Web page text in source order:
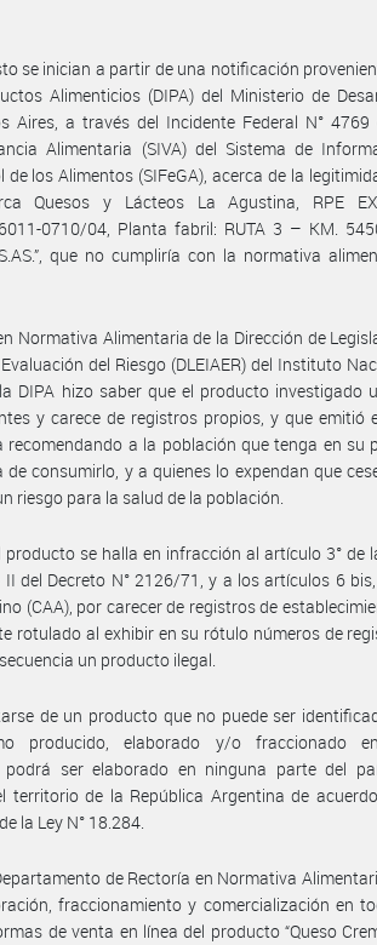
se inician a partir de una notificación
Alimenticios (DIPA) del Ministerio de
Aires, a través del Incidente Federal N° 4769
Alimentaria (SIVA) del Sistema de
los Alimentos (SIFeGA), acerca de la
Quesos y Lácteos La Agustina, RPE
6011-0710/04, Planta fabril: RUTA 3 – KM.
que no cumpliría con la normativa
Normativa Alimentaria de la Dirección de
del Riesgo (DLEIAER) del Instituto
DIPA hizo saber que el producto investigado
y carece de registros propios, y que emitió
a la población que tenga en su
consumirlo, y a quienes lo expendan que
riesgo para la salud de la población.
se halla en infracción al artículo 3° de
II del Decreto N° 2126/71, y a los artículos 6
(CAA), por carecer de registros de
rotulado al exhibir en su rótulo números de
un producto ilegal.
de un producto que no puede ser
producido, elaborado y/o fraccionado
podrá ser elaborado en ninguna parte del
territorio de la República Argentina de
la Ley N° 18.284.
de Rectoría en Normativa
fraccionamiento y comercialización en
de venta en línea del producto “Queso